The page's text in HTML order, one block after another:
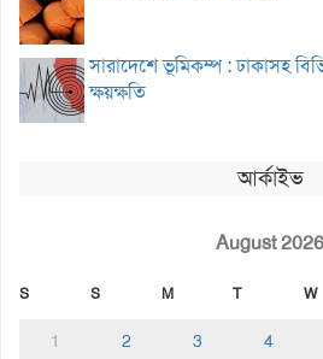
সারাদেশে ভূমিকম্প : ঢাকাসহ
ক্ষয়ক্ষতি
আর্কাইভ
August 2026
S S M T W
1 2 3 4